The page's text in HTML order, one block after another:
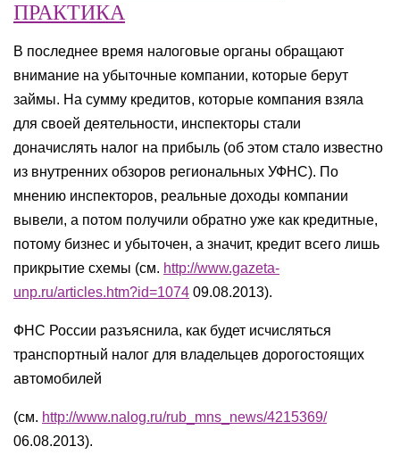
ПРАКТИКА
В последнее время налоговые органы обращают
внимание на убыточные компании, которые берут
займы. На сумму кредитов, которые компания взяла
для своей деятельности, инспекторы стали
доначислять налог на прибыль (об этом стало известно
из внутренних обзоров региональных УФНС). По
мнению инспекторов, реальные доходы компании
вывели, а потом получили обратно уже как кредитные,
потому бизнес и убыточен, а значит, кредит всего лишь
прикрытие схемы (см. http://www.gazeta-
unp.ru/articles.htm?id=1074 09.08.2013).
ФНС России разъяснила, как будет исчисляться
транспортный налог для владельцев дорогостоящих
автомобилей
(см. http://www.nalog.ru/rub_mns_news/4215369/
06.08.2013).